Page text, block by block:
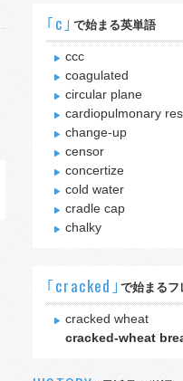
｢c｣ で始まる英単語
ccc
coagulated
circular plane
cardiopulmonary
change-up
censor
concertize
cold water
cradle cap
chalky
｢cracked｣ で始まるフ
cracked wheat
cracked-wheat